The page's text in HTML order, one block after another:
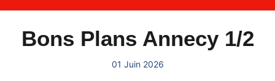
Bons Plans Annecy 1/2
01 Juin 2026